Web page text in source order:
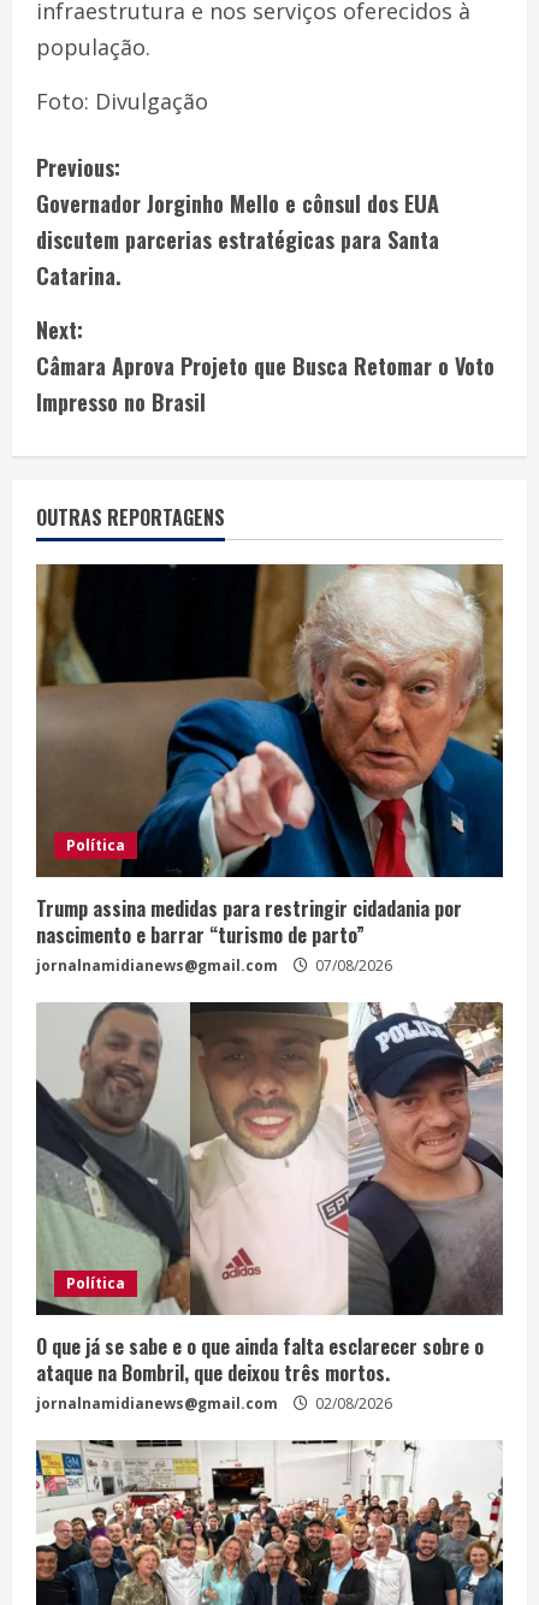
infraestrutura e nos serviços oferecidos à
população.
Foto: Divulgação
Previous:
Governador Jorginho Mello e cônsul dos EUA
discutem parcerias estratégicas para Santa
Catarina.
Next:
Câmara Aprova Projeto que Busca Retomar o Voto
Impresso no Brasil
OUTRAS REPORTAGENS
Política
Trump assina medidas para restringir cidadania por
nascimento e barrar “turismo de parto”
jornalnamidianews@gmail.com 07/08/2026
Política
O que já se sabe e o que ainda falta esclarecer sobre o
ataque na Bombril, que deixou três mortos.
jornalnamidianews@gmail.com 02/08/2026